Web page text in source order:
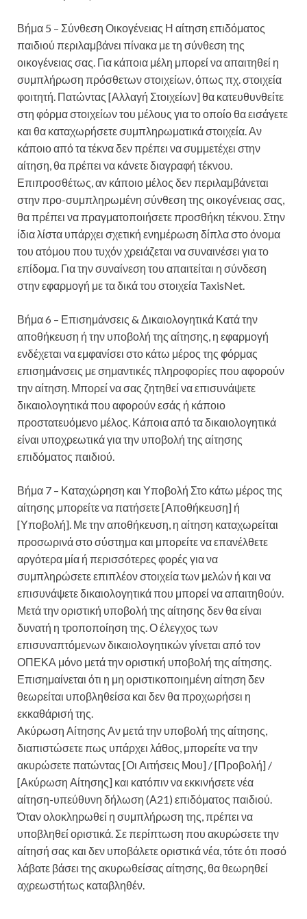
Βήμα 5 – Σύνθεση Οικογένειας Η αίτηση επιδόματος
παιδιού περιλαμβάνει πίνακα με τη σύνθεση της
οικογένειας σας. Για κάποια μέλη μπορεί να απαιτηθεί η
συμπλήρωση πρόσθετων στοιχείων, όπως πχ. στοιχεία
φοιτητή. Πατώντας [Αλλαγή Στοιχείων] θα κατευθυνθείτε
στη φόρμα στοιχείων του μέλους για το οποίο θα εισάγετε
και θα καταχωρήσετε συμπληρωματικά στοιχεία. Αν
κάποιο από τα τέκνα δεν πρέπει να συμμετέχει στην
αίτηση, θα πρέπει να κάνετε διαγραφή τέκνου.
Επιπροσθέτως, αν κάποιο μέλος δεν περιλαμβάνεται
στην προ-συμπληρωμένη σύνθεση της οικογένειας σας,
θα πρέπει να πραγματοποιήσετε προσθήκη τέκνου. Στην
ίδια λίστα υπάρχει σχετική ενημέρωση δίπλα στο όνομα
του ατόμου που τυχόν χρειάζεται να συναινέσει για το
επίδομα. Για την συναίνεση του απαιτείται η σύνδεση
στην εφαρμογή με τα δικά του στοιχεία TaxisNet.
Βήμα 6 – Επισημάνσεις & Δικαιολογητικά Κατά την
αποθήκευση ή την υποβολή της αίτησης, η εφαρμογή
ενδέχεται να εμφανίσει στο κάτω μέρος της φόρμας
επισημάνσεις με σημαντικές πληροφορίες που αφορούν
την αίτηση. Μπορεί να σας ζητηθεί να επισυνάψετε
δικαιολογητικά που αφορούν εσάς ή κάποιο
προστατευόμενο μέλος. Κάποια από τα δικαιολογητικά
είναι υποχρεωτικά για την υποβολή της αίτησης
επιδόματος παιδιού.
Βήμα 7 – Καταχώρηση και Υποβολή Στο κάτω μέρος της
αίτησης μπορείτε να πατήσετε [Αποθήκευση] ή
[Υποβολή]. Με την αποθήκευση, η αίτηση καταχωρείται
προσωρινά στο σύστημα και μπορείτε να επανέλθετε
αργότερα μία ή περισσότερες φορές για να
συμπληρώσετε επιπλέον στοιχεία των μελών ή και να
επισυνάψετε δικαιολογητικά που μπορεί να απαιτηθούν.
Μετά την οριστική υποβολή της αίτησης δεν θα είναι
δυνατή η τροποποίηση της. Ο έλεγχος των
επισυναπτόμενων δικαιολογητικών γίνεται από τον
ΟΠΕΚΑ μόνο μετά την οριστική υποβολή της αίτησης.
Επισημαίνεται ότι η μη οριστικοποιημένη αίτηση δεν
θεωρείται υποβληθείσα και δεν θα προχωρήσει η
εκκαθάρισή της.
Ακύρωση Αίτησης Αν μετά την υποβολή της αίτησης,
διαπιστώσετε πως υπάρχει λάθος, μπορείτε να την
ακυρώσετε πατώντας [Οι Αιτήσεις Μου] / [Προβολή] /
[Ακύρωση Αίτησης] και κατόπιν να εκκινήσετε νέα
αίτηση-υπεύθυνη δήλωση (Α21) επιδόματος παιδιού.
Όταν ολοκληρωθεί η συμπλήρωση της, πρέπει να
υποβληθεί οριστικά. Σε περίπτωση που ακυρώσετε την
αίτησή σας και δεν υποβάλετε οριστικά νέα, τότε ότι ποσό
λάβατε βάσει της ακυρωθείσας αίτησης, θα θεωρηθεί
αχρεωστήτως καταβληθέν.